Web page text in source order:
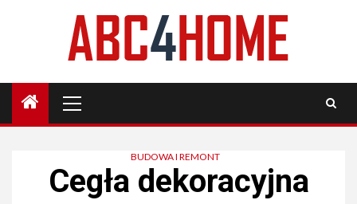
Menu
BUDOWA I REMONT
Cegła dekoracyjna